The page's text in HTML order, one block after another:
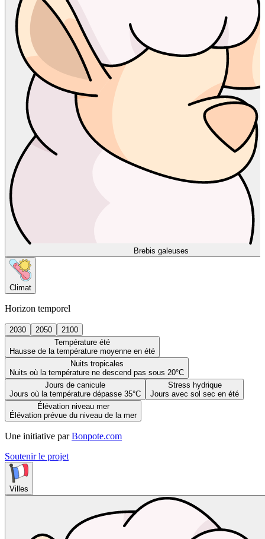
Brebis galeuses
Climat
Horizon temporel
2030 2050
2100
Température été
Hausse de la température moyenne en été
Nuits tropicales
Nuits où la température ne descend pas sous 20°C
Jours de canicule
Jours où la température dépasse 35°C
Stress hydrique
Jours avec sol sec en été
Élévation niveau mer
Élévation prévue du niveau de la mer
Une initiative par Bonpote.com
Soutenir le projet
Villes